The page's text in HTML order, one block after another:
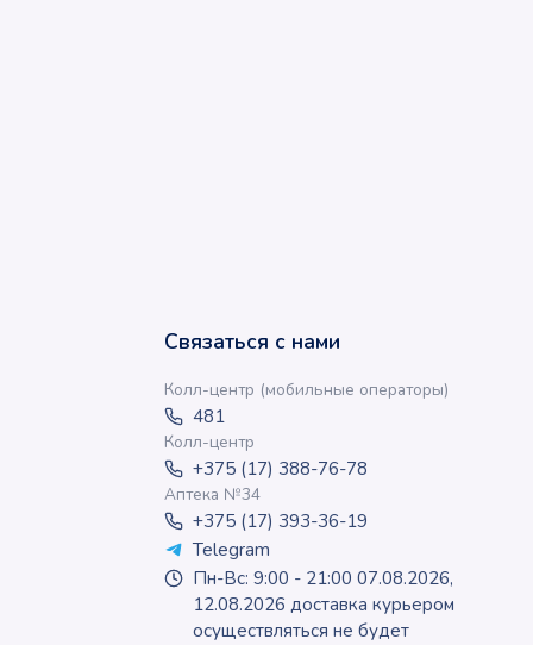
Связаться с нами
Колл-центр (мобильные операторы)
481
Колл-центр
+375 (17) 388-76-78
Аптека №34
+375 (17) 393-36-19
Telegram
Пн-Вс: 9:00 - 21:00 07.08.2026,
12.08.2026 доставка курьером
осуществляться не будет